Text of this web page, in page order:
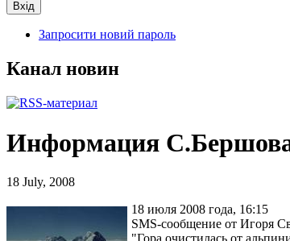
Запросити новий пароль
Канал новин
Информация
18 July, 2008
18 июля 2008 года, 16:15
SMS-сообщение от Игоря